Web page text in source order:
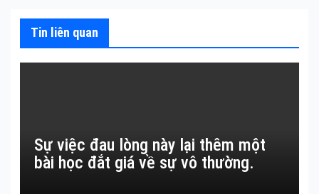
viết
Tin liên quan
Sự việc đau lòng này lại thêm một
bài học đắt giá về sự vô thường.